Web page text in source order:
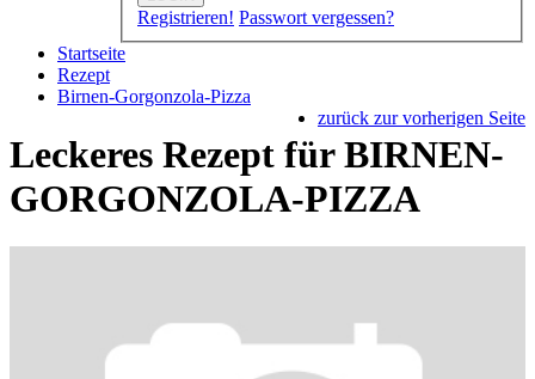
Registrieren! Passwort vergessen?
Startseite
Rezept
Birnen-Gorgonzola-Pizza
zurück zur vorherigen Seite
Leckeres Rezept fürBIRNEN-
GORGONZOLA-PIZZA